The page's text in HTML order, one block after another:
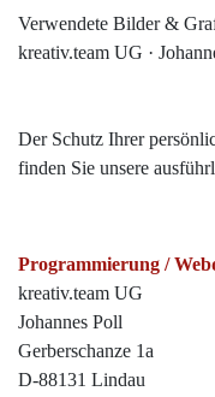
Verwendete Bilder &
kreativ.team UG ·
Der Schutz Ihrer
finden Sie unsere
Programmierung /
kreativ.team UG
Johannes Poll
Gerberschanze 1a
D-88131 Lindau